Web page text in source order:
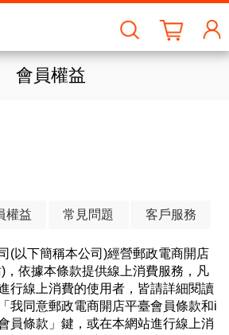
會員權益
權益 常見問題 客戶服務
(以下簡稱本公司)經營郵政電商開店
，依據本條款提供線上消費服務，凡
行線上消費的使用者，皆請詳細閱讀
我同意郵政電商開店平臺會員條款和i
員條款」鍵，或在本網站進行線上消